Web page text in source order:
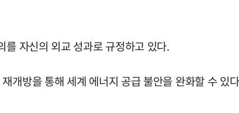
자신의 외교 성과로 규정하고 있다.
개방을 통해 세계 에너지 공급 불안을 완화할 수